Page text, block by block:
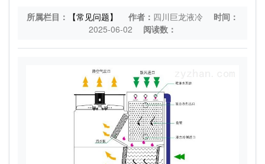
所属栏目： 【常见问题】 作者： 四川巨龙液冷
时间：
2025-06-02
阅读数：